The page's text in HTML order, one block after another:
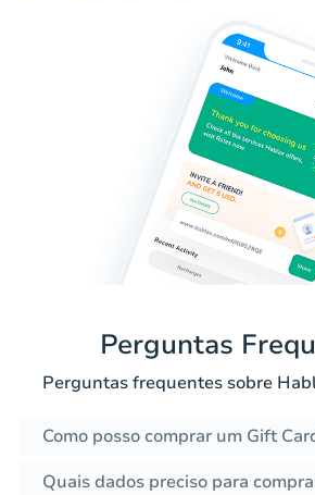
Perguntas
Perguntas frequentes sobre
Como posso comprar um Gift
Quais dados preciso para